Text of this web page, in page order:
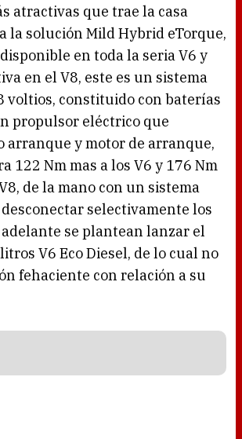
atractivas que trae la casa
la solución Mild Hybrid eTorque,
en toda la seria V6 y
en el V8, este es un sistema
voltios, constituido con baterías
propulsor eléctrico que
arranque y motor de arranque,
122 Nm mas a los V6 y 176 Nm
de la mano con un sistema
selectivamente los
se plantean lanzar el
V6 Eco Diesel, de lo cual no
fehaciente con relación a su